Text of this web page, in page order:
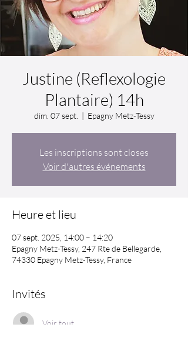
Justine (Reflexologie
Plantaire) 14h
dim. 07 sept.
  |
Epagny Metz-Tessy
Les inscriptions sont closes
Voir d'autres événements
Heure et lieu
07 sept. 2025, 14:00 – 14:20
Epagny Metz-Tessy, 247 Rte de Bellegarde,
74330 Epagny Metz-Tessy, France
Invités
Voir tout